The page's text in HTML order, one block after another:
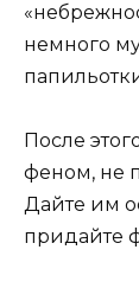
немного
После
феном, не
Дайте им
придайте